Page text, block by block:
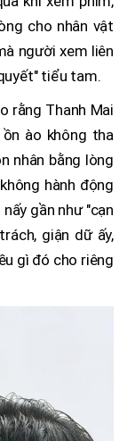
cho nhân vật
người xem liên
tiểu tam.
rằng Thanh Mai
ào không tha
nhân bằng lòng
hành động
gần như "cạn
giận dữ ấy,
gì đó cho riêng